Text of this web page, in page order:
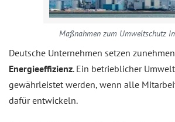
Maßnahmen zum Umweltschutz
Deutsche Unternehmen setzen
Energieeffizienz. Ein betrieblicher
gewährleistet werden, wenn alle
dafür entwickeln.